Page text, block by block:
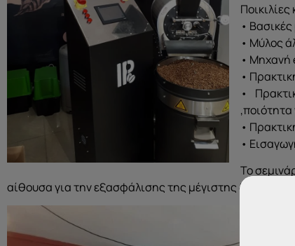
•
• Μύλος
• Μηχανή
•
•
•
•
To
αίθουσα για την εξασφάλισης της μέγιστης δυνατής